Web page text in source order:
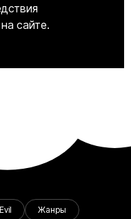
сайте.
Жанры